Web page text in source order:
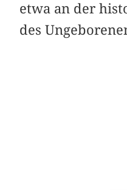
etwa an der
des